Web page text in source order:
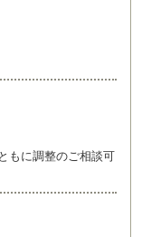
もに調整のご相談可